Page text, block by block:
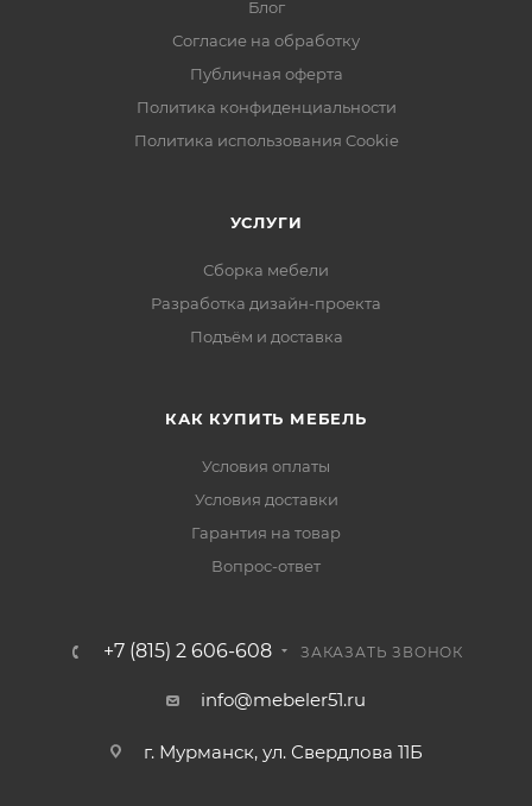
Блог
Согласие на обработку
Публичная оферта
Политика конфиденциальности
Политика использования Cookie
УСЛУГИ
Сборка мебели
Разработка дизайн-проекта
Подъём и доставка
КАК КУПИТЬ МЕБЕЛЬ
Условия оплаты
Условия доставки
Гарантия на товар
Вопрос-ответ
+7 (815) 2 606-608 ЗАКАЗАТЬ ЗВОНОК
info@mebeler51.ru
г. Мурманск, ул. Свердлова 11Б